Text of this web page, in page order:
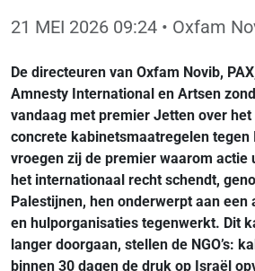
21 MEI 2026 09:24 • Oxfam
De directeuren van Oxfam Novib,
Amnesty International en Artsen
vandaag met premier Jetten over
concrete kabinetsmaatregelen tegen
vroegen zij de premier waarom
het internationaal recht schendt,
Palestijnen, hen onderwerpt aan een
en hulporganisaties tegenwerkt. Dit
langer doorgaan, stellen de NGO’s:
binnen 30 dagen de druk op Israël